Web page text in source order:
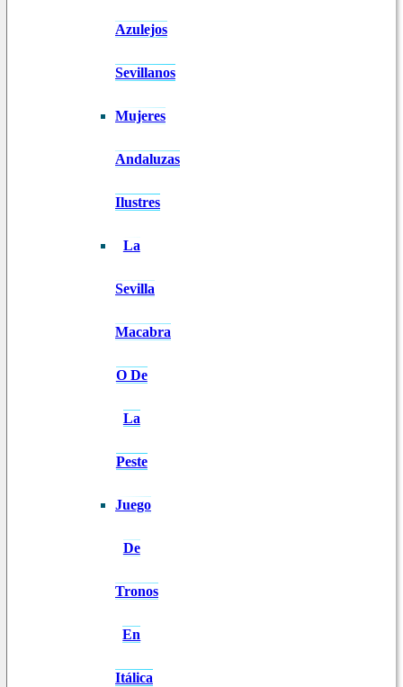
Azulejos
Sevillanos
Mujeres
Andaluzas
Ilustres
La
Sevilla
Macabra
O De
La
Peste
Juego
De
Tronos
En
Itálica